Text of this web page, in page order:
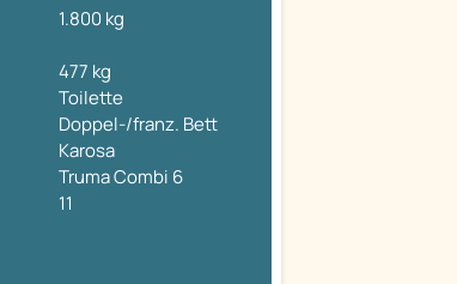
1.800 kg
477 kg
Toilette
Doppel-/franz. Bett
Karosa
Truma Combi 6
11